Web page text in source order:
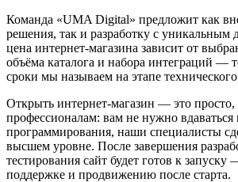
Команда «UMA Digital» предложит как
решения, так и разработку с уникальным
цена интернет-магазина зависит от
объёма каталога и набора интеграций —
сроки мы называем на этапе технического
Открыть интернет-магазин — это просто,
профессионалам: вам не нужно вдаваться
программирования, наши специалисты
высшем уровне. После завершения
тестирования сайт будет готов к
поддержке и продвижению после старта.